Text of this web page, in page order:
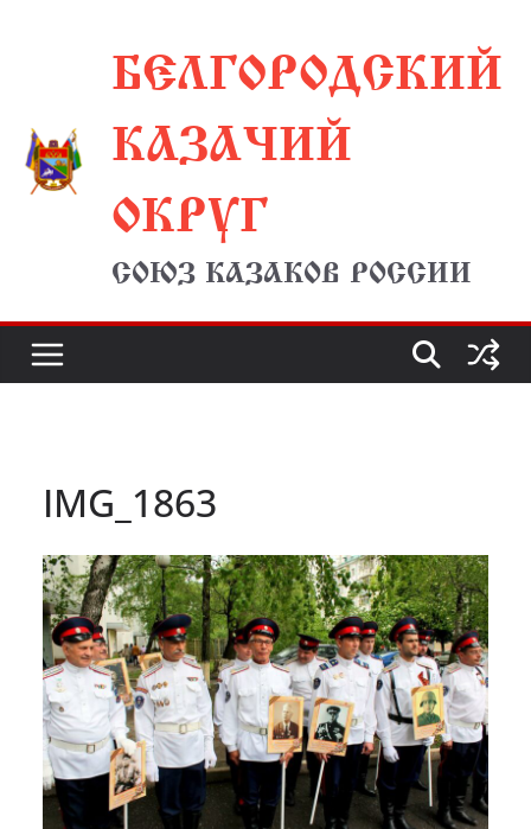
содержимомуБЕЛГОРОДСКИЙ
КАЗАЧИЙ
ОКРУГ
СОЮЗ КАЗАКОВ РОССИИ
IMG_1863